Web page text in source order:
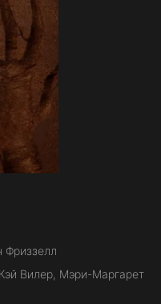
Фриззелл
Вилер, Мэри-Маргарет